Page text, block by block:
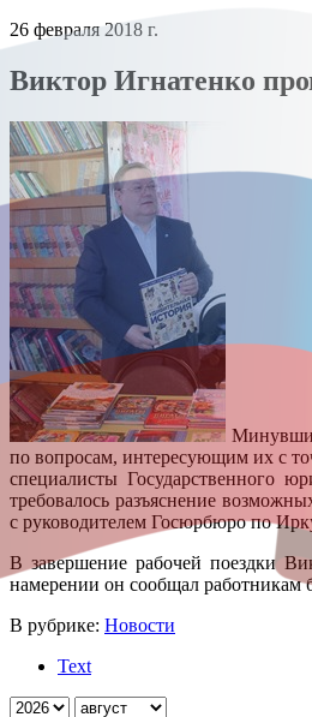
26 февраля 2018 г.
Виктор Игнатенко
по вопросам, интересующим их с
специалисты Государственного
требовалось разъяснение
с руководителем Госюрбюро по
В завершение рабочей поездки
намерении он сообщал работникам
В рубрике: Новости
Text